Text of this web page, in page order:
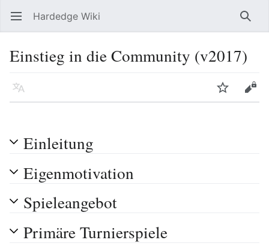
Hauptmenü öffnen Hardedge Wiki
Einstieg in die Community (v2017)
Sprache Beobachten Bearbeiten
Einleitung
Eigenmotivation
Spieleangebot
Primäre Turnierspiele